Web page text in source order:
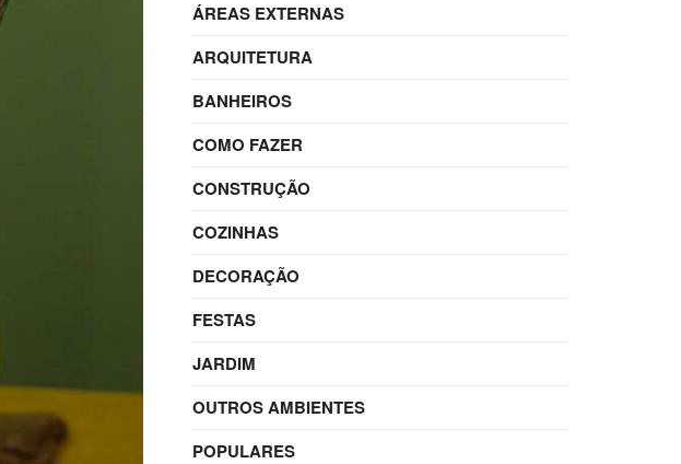
ÁREAS EXTERNAS
ARQUITETURA
BANHEIROS
COMO FAZER
CONSTRUÇÃO
COZINHAS
DECORAÇÃO
FESTAS
JARDIM
OUTROS AMBIENTES
POPULARES